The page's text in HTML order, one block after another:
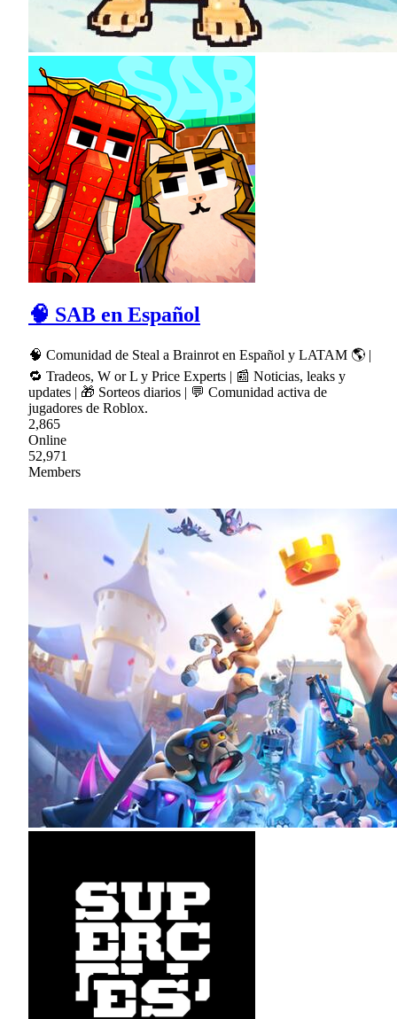
🧠 SAB en Español
🧠 Comunidad de Steal a Brainrot en Español y LATAM 🌎 |
🔁 Tradeos, W or L y Price Experts | 📰 Noticias, leaks y
updates | 🎁 Sorteos diarios | 💬 Comunidad activa de
jugadores de Roblox.
2,865
Online
52,971
Members